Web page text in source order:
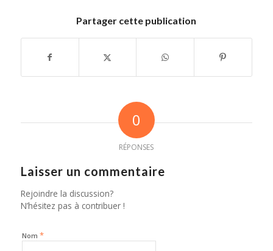
Partager cette publication
0
RÉPONSES
Laisser un commentaire
Rejoindre la discussion?
N’hésitez pas à contribuer !
Nom *